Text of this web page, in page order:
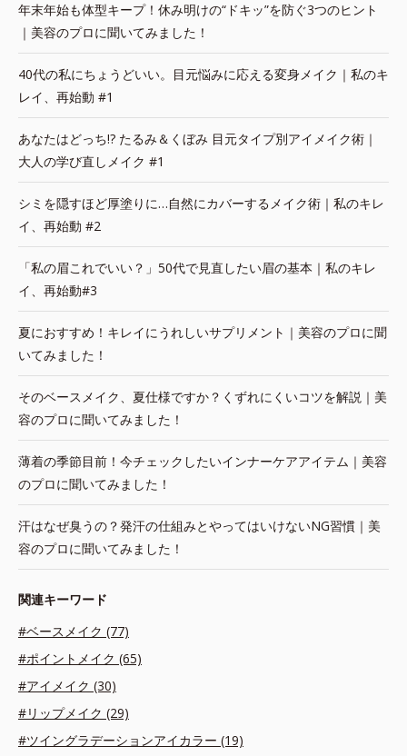
年末年始も体型キープ！休み明けの“ドキッ”を防ぐ3つのヒント
｜美容のプロに聞いてみました！
40代の私にちょうどいい。目元悩みに応える変身メイク｜私のキ
レイ、再始動 #1
あなたはどっち!? たるみ＆くぼみ 目元タイプ別アイメイク術｜
大人の学び直しメイク #1
シミを隠すほど厚塗りに…自然にカバーするメイク術｜私のキレ
イ、再始動 #2
「私の眉これでいい？」50代で見直したい眉の基本｜私のキレ
イ、再始動#3
夏におすすめ！キレイにうれしいサプリメント｜美容のプロに聞
いてみました！
そのベースメイク、夏仕様ですか？くずれにくいコツを解説｜美
容のプロに聞いてみました！
薄着の季節目前！今チェックしたいインナーケアアイテム｜美容
のプロに聞いてみました！
汗はなぜ臭うの？発汗の仕組みとやってはいけないNG習慣｜美
容のプロに聞いてみました！
関連キーワード
#ベースメイク (77)
#ポイントメイク (65)
#アイメイク (30)
#リップメイク (29)
#ツイングラデーションアイカラー (19)